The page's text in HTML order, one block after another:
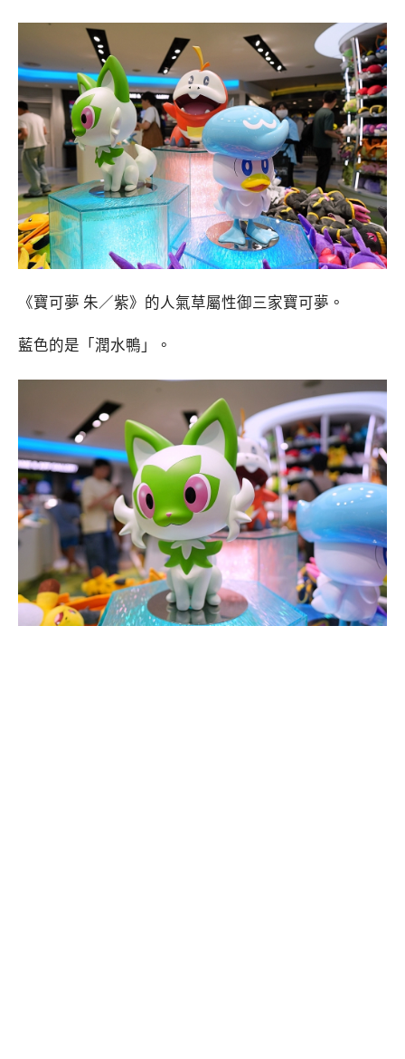
《寶可夢 朱／紫》的人氣草屬性御三家寶可夢。
藍色的是「潤水鴨」。